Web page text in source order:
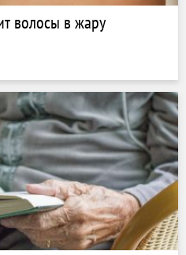
волосы в жару